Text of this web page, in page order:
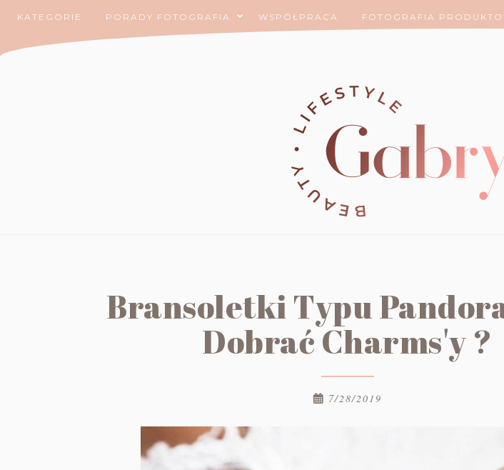
KATEGORIE PORADY FOTOGRAFIA WSPÓŁPRACA FOTOGRAFIA
Bransoletki Typu
Dobrać Charms'y ?
7/28/2019